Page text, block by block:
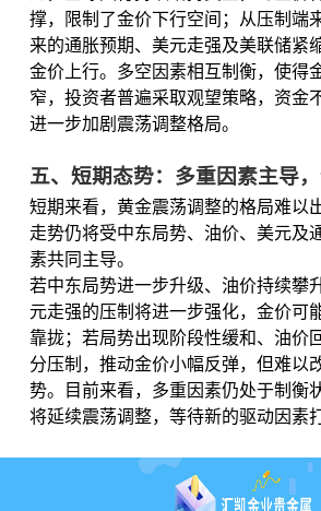
撑，限制了金价下行空间；从压制端
来的通胀预期、美元走强及美联储紧
金价上行。多空因素相互制衡，使得
窄，投资者普遍采取观望策略，资金
进一步加剧震荡调整格局。
五、短期态势：多重因素主导
短期来看，黄金震荡调整的格局难以
走势仍将受中东局势、油价、美元及
素共同主导。
若中东局势进一步升级、油价持续攀
元走强的压制将进一步强化，金价可
靠拢；若局势出现阶段性缓和、油价
分压制，推动金价小幅反弹，但难以
势。目前来看，多重因素仍处于制衡
将延续震荡调整，等待新的驱动因素